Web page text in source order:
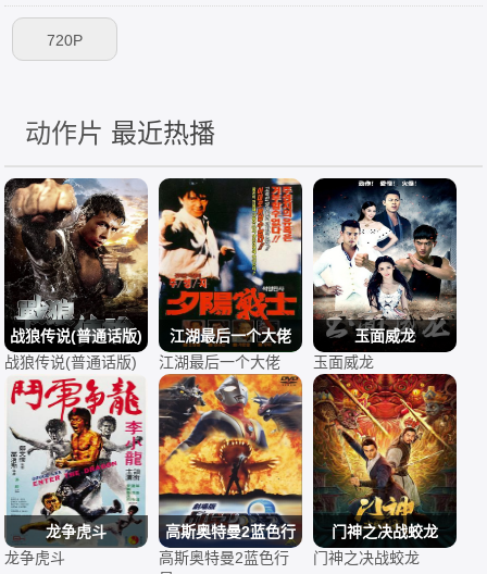
720P
动作片 最近热播
战狼传说(普通话版)
战狼传说(普通话版)
江湖最后一个大佬
江湖最后一个大佬
玉面威龙
玉面威龙
龙争虎斗
龙争虎斗
高斯奥特曼2蓝色行
星
高斯奥特曼2蓝色行
门神之决战蛟龙
门神之决战蛟龙